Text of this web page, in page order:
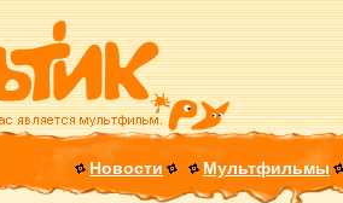
Новости Мультфильмы